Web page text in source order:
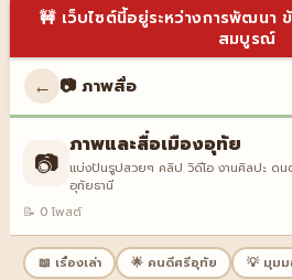
🚧 เว็บไซต์นี้อยู่ระหว่างการพัฒนา
สมบูรณ์
← 📷 ภาพสื่อ
📷
ภาพและสื่อเมืองอุทัย
แบ่งปันรูปสวยๆ คลิป วิดีโอ งานศิลปะ ดน
อุทัยธานี
📝 0 โพสต์
📖 เรื่องเล่า 🌟 คนดีศรีอุทัย 💡 มุม